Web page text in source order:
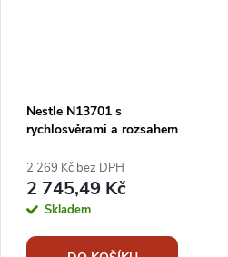
Nestle N13701 s
rychlosvěrami a rozsahem
2 269 Kč bez DPH
2 745,49 Kč
Skladem